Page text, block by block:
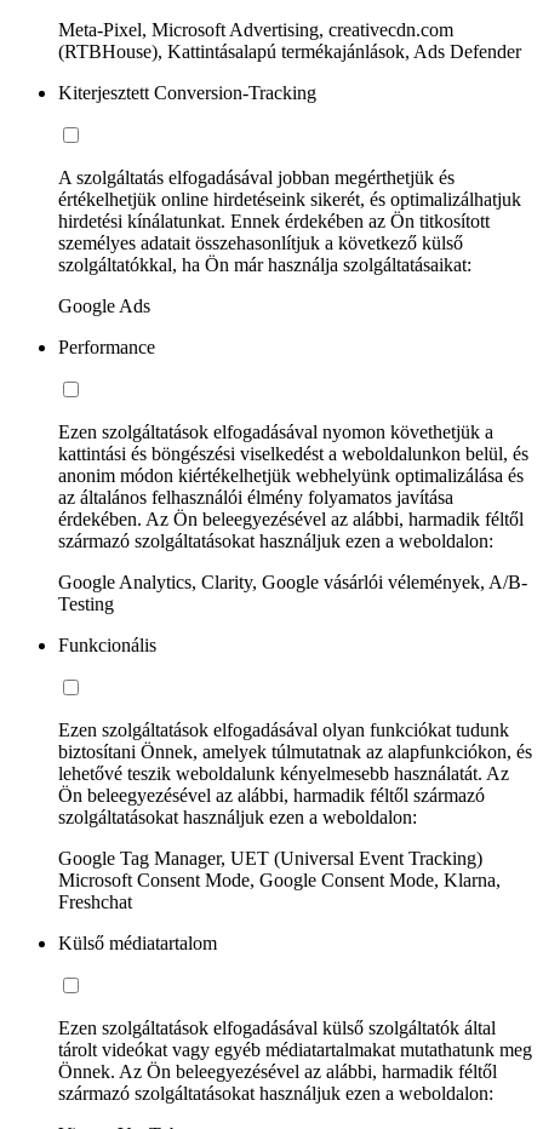
Meta-Pixel, Microsoft Advertising, creativecdn.com
(RTBHouse), Kattintásalapú termékajánlások, Ads Defender
Kiterjesztett Conversion-Tracking
A szolgáltatás elfogadásával jobban megérthetjük és
értékelhetjük online hirdetéseink sikerét, és optimalizálhatjuk
hirdetési kínálatunkat. Ennek érdekében az Ön titkosított
személyes adatait összehasonlítjuk a következő külső
szolgáltatókkal, ha Ön már használja szolgáltatásaikat:
Google Ads
Performance
Ezen szolgáltatások elfogadásával nyomon követhetjük a
kattintási és böngészési viselkedést a weboldalunkon belül, és
anonim módon kiértékelhetjük webhelyünk optimalizálása és
az általános felhasználói élmény folyamatos javítása
érdekében. Az Ön beleegyezésével az alábbi, harmadik féltől
származó szolgáltatásokat használjuk ezen a weboldalon:
Google Analytics, Clarity, Google vásárlói vélemények, A/B-
Testing
Funkcionális
Ezen szolgáltatások elfogadásával olyan funkciókat tudunk
biztosítani Önnek, amelyek túlmutatnak az alapfunkciókon, és
lehetővé teszik weboldalunk kényelmesebb használatát. Az
Ön beleegyezésével az alábbi, harmadik féltől származó
szolgáltatásokat használjuk ezen a weboldalon:
Google Tag Manager, UET (Universal Event Tracking)
Microsoft Consent Mode, Google Consent Mode, Klarna,
Freshchat
Külső médiatartalom
Ezen szolgáltatások elfogadásával külső szolgáltatók által
tárolt videókat vagy egyéb médiatartalmakat mutathatunk meg
Önnek. Az Ön beleegyezésével az alábbi, harmadik féltől
származó szolgáltatásokat használjuk ezen a weboldalon: